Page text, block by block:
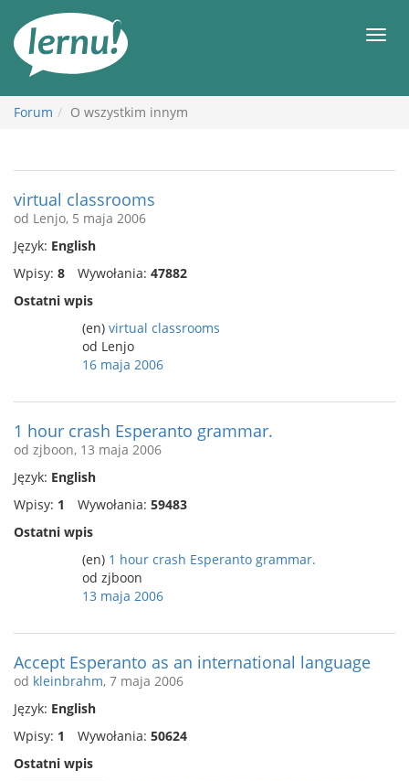
Forum O wszystkim innym
virtual classrooms
od Lenjo, 5 maja 2006
Język: English
Wpisy: 8 Wywołania: 47882
Ostatni wpis
(en) virtual classrooms
od Lenjo
16 maja 2006
1 hour crash Esperanto grammar.
od zjboon, 13 maja 2006
Język: English
Wpisy: 1 Wywołania: 59483
Ostatni wpis
(en) 1 hour crash Esperanto grammar.
od zjboon
13 maja 2006
Accept Esperanto as an international language
od kleinbrahm, 7 maja 2006
Język: English
Wpisy: 1 Wywołania: 50624
Ostatni wpis